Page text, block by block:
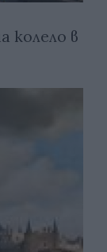
колело в